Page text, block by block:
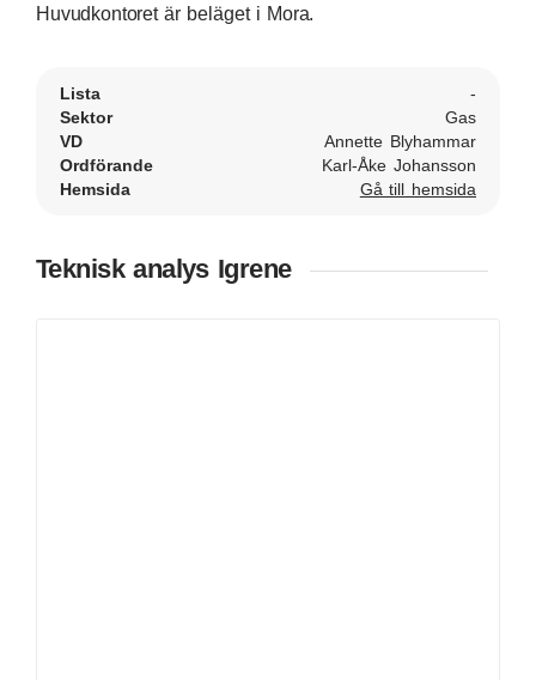
Huvudkontoret är beläget i Mora.
Lista
-
Sektor
Gas
VD
Annette Blyhammar
Ordförande
Karl-Åke Johansson
Hemsida
Gå till hemsida
Teknisk analys Igrene